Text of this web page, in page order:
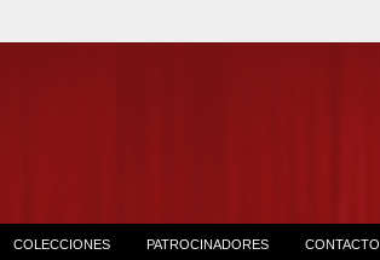
COLECCIONES PATROCINADORES CONTACTO